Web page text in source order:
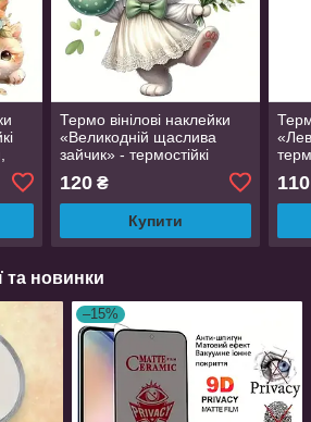
Термо вінілові наклейки
«Великодній щаслива
зайчик» - термостійкі
сумку
120₴
Купити
110
та новинки
–15%